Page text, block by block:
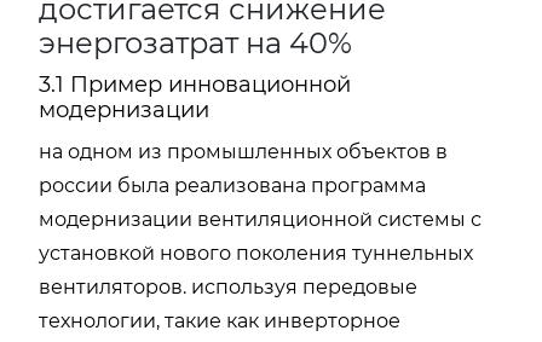
достигается снижение
энергозатрат на 40%
3.1 Пример инновационной
модернизации
на одном из промышленных объектов в
россии была реализована программа
модернизации вентиляционной системы с
установкой нового поколения туннельных
вентиляторов. используя передовые
технологии, такие как инверторное